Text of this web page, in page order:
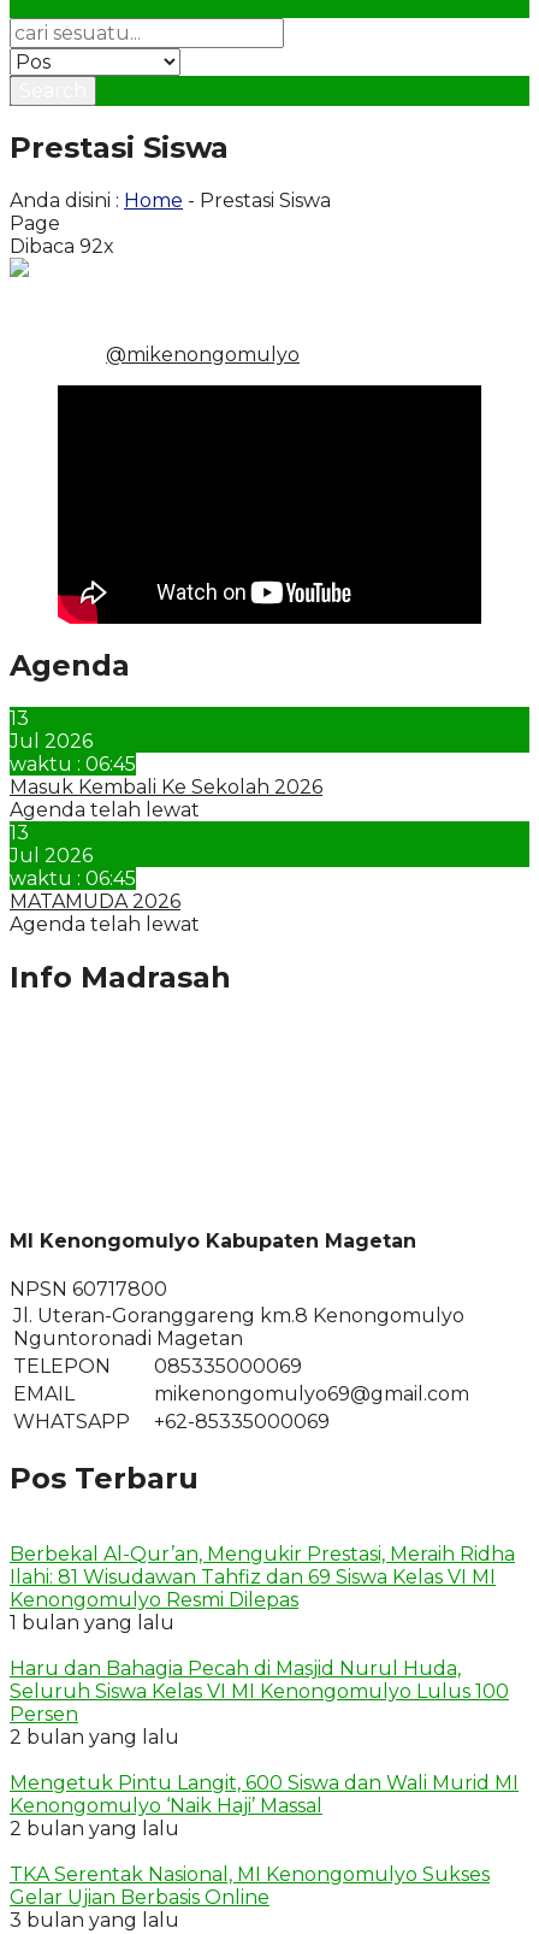
Prestasi Siswa
Anda disini : Home - Prestasi Siswa
Page
Dibaca 92x
@mikenongomulyo
Agenda
13
Jul 2026
waktu : 06:45
Masuk Kembali Ke Sekolah 2026
Agenda telah lewat
13
Jul 2026
waktu : 06:45
MATAMUDA 2026
Agenda telah lewat
Info Madrasah
MI Kenongomulyo Kabupaten Magetan
NPSN 60717800
Jl. Uteran-Goranggareng km.8 Kenongomulyo
Nguntoronadi Magetan
TELEPON
085335000069
EMAIL
mikenongomulyo69@gmail.com
WHATSAPP
+62-85335000069
Pos Terbaru
Berbekal Al-Qur’an, Mengukir Prestasi, Meraih Ridha
Ilahi: 81 Wisudawan Tahfiz dan 69 Siswa Kelas VI MI
Kenongomulyo Resmi Dilepas
1 bulan yang lalu
Haru dan Bahagia Pecah di Masjid Nurul Huda,
Seluruh Siswa Kelas VI MI Kenongomulyo Lulus 100
Persen
2 bulan yang lalu
Mengetuk Pintu Langit, 600 Siswa dan Wali Murid MI
Kenongomulyo ‘Naik Haji’ Massal
2 bulan yang lalu
TKA Serentak Nasional, MI Kenongomulyo Sukses
Gelar Ujian Berbasis Online
3 bulan yang lalu